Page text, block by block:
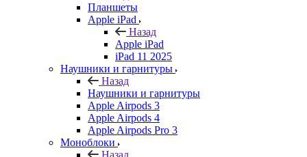
Планшеты
Apple iPad
Назад
Apple iPad
iPad 11 2025
Наушники и гарнитуры
Назад
Наушники и гарнитуры
Apple Airpods 3
Apple Airpods 4
Apple Airpods Pro 3
Моноблоки
Назад